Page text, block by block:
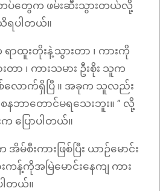
ပ်တွေက ဖမ်းဆီးသွားတယ်လို့
ပါတယ်။
ာထူးတိုးနဲ့သွားတာ ၊ ကားကို
တာ ၊ ကားသမား ဦးစိုး သူက
စ်လောက်ရှိပြီ ။ အခုက သူလည်း
နဘာတောင်မရသေးဘူး။ ” လို့
ပြောပါတယ်။
စီးကားဖြစ်ပြီး ယာဉ်မောင်း
ကန့်ကိုအမြဲမောင်းနေကျ ကား
တယ်။